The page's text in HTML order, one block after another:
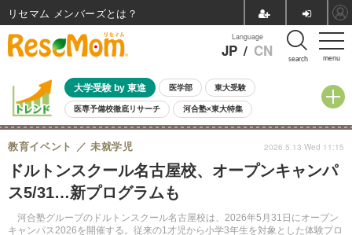
menu
Language
JP / CN search
大学受験 by 東進 医学部 東大受験
医専予備校徹底リサーチ 河合塾×東大特集
親子で考える大学選び 高校受験 中学受験 小学校受験
共通テスト 夏休み 8月開催学校説明会・相談会
8月開催イベント・WS 全国公立高校 過去問 人気記事
自由研究教材（小学生向け） 自由研究教材（中学生向け）
ドルトンスクール名古屋校、オープンキャンパ
ス5/31…新プログラムも
河合塾グループのドルトンスクール名古屋校は、2026年5月31日にオープン
キャンパス2026を開催する。従来の1才児から小学3年生を対象とした体験プロ
教育イベント 未就学児 2026.5.13 Wed 11:15
リセマム メンバーズ